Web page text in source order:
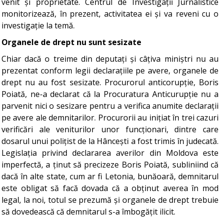
monitorizează, în prezent, activitatea ei și va reveni cu o
investigație la temă.
Organele de drept nu sunt sesizate
Chiar dacă o treime din deputați și câțiva miniștri nu au
prezentat conform legii declarațiile pe avere, organele de
drept nu au fost sesizate. Procurorul anticorupție, Boris
Poiată, ne-a declarat că la Procuratura Anticurupție nu a
parvenit nici o sesizare pentru a verifica anumite declarații
pe avere ale demnitarilor. Procurorii au inițiat în trei cazuri
verificări ale veniturilor unor funcționari, dintre care
dosarul unui polițist de la Hâncești a fost trimis în judecată.
Legislația privind declararea averilor din Moldova este
imperfectă, a ținut să precizeze Boris Poiată, subliniind că
dacă în alte state, cum ar fi Letonia, bunăoară, demnitarul
este obligat să facă dovada că a obținut averea în mod
legal, la noi, totul se prezumă și organele de drept trebuie
să dovedească că demnitarul s-a îmbogățit ilicit.